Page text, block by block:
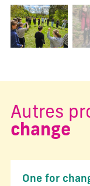
Changer la
Autres
change
One for